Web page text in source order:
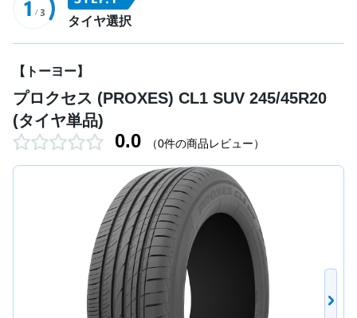
タイヤ選択
【トーヨー】
プロクセス (PROXES) CL1 SUV 245/45R20
(タイヤ単品)
0.0 （0件の商品レビュー）